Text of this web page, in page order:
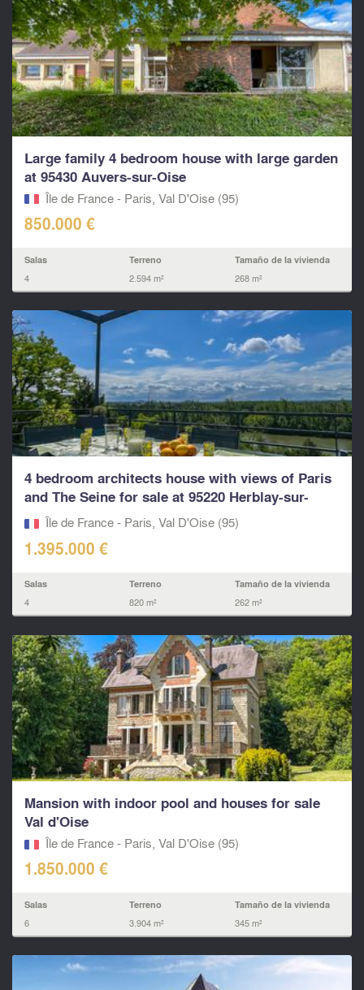
Large family 4 bedroom house with large garden
at 95430 Auvers-sur-Oise
Île de France - Paris, Val D'Oise (95)
850.000 €
Salas
4
Terreno
2.594 m²
Tamaño de la vivienda
268 m²
4 bedroom architects house with views of Paris
and The Seine for sale at 95220 Herblay-sur-
SeineÎle de France - Paris, Val D'Oise (95)
1.395.000 €
Salas
4
Terreno
820 m²
Tamaño de la vivienda
262 m²
Mansion with indoor pool and houses for sale
Val d'Oise
Île de France - Paris, Val D'Oise (95)
1.850.000 €
Salas
6
Terreno
3.904 m²
Tamaño de la vivienda
345 m²